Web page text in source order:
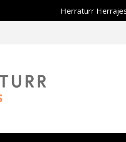
Herraturr